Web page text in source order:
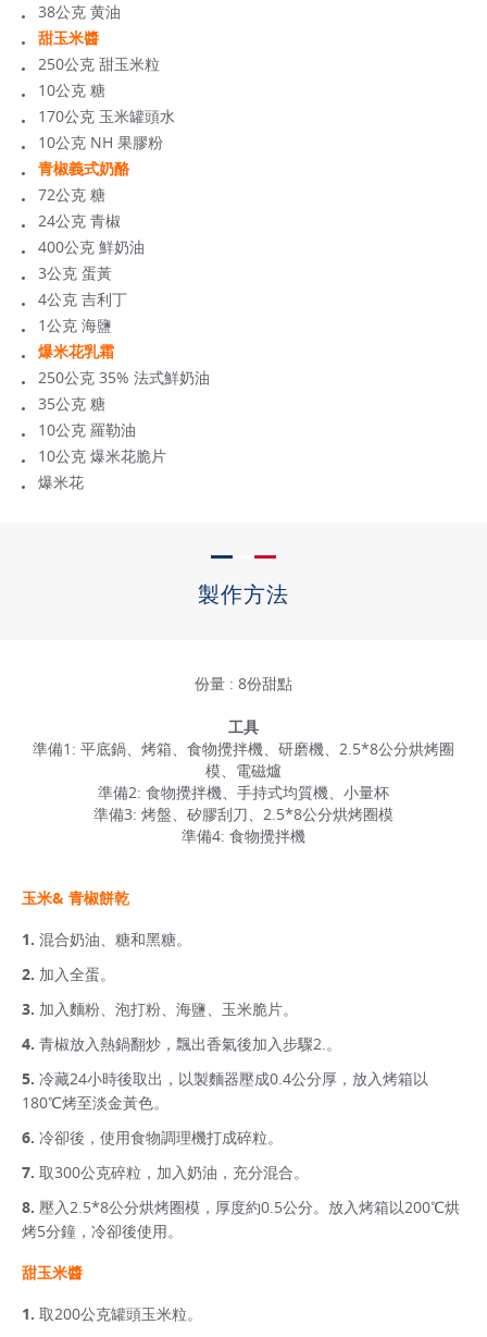
38公克 黄油
甜玉米醬
250公克 甜玉米粒
10公克 糖
170公克 玉米罐頭水
10公克 NH 果膠粉
青椒義式奶酪
72公克 糖
24公克 青椒
400公克 鮮奶油
3公克 蛋黃
4公克 吉利丁
1公克 海鹽
爆米花乳霜
250公克 35% 法式鮮奶油
35公克 糖
10公克 羅勒油
10公克 爆米花脆片
爆米花
製作方法
份量 : 8份甜點
工具
準備1: 平底鍋、烤箱、食物攪拌機、研磨機、2.5*8公分烘烤圈
模、電磁爐
準備2: 食物攪拌機、手持式均質機、小量杯
準備3: 烤盤、矽膠刮刀、2.5*8公分烘烤圈模
準備4: 食物攪拌機
玉米& 青椒餅乾
混合奶油、糖和黑糖。
加入全蛋。
加入麵粉、泡打粉、海鹽、玉米脆片。
青椒放入熱鍋翻炒，飄出香氣後加入步驟2.。
冷藏24小時後取出，以製麵器壓成0.4公分厚，放入烤箱以
180℃烤至淡金黃色。
冷卻後，使用食物調理機打成碎粒。
取300公克碎粒，加入奶油，充分混合。
壓入2.5*8公分烘烤圈模，厚度約0.5公分。放入烤箱以200℃烘
烤5分鐘，冷卻後使用。
甜玉米醬
取200公克罐頭玉米粒。